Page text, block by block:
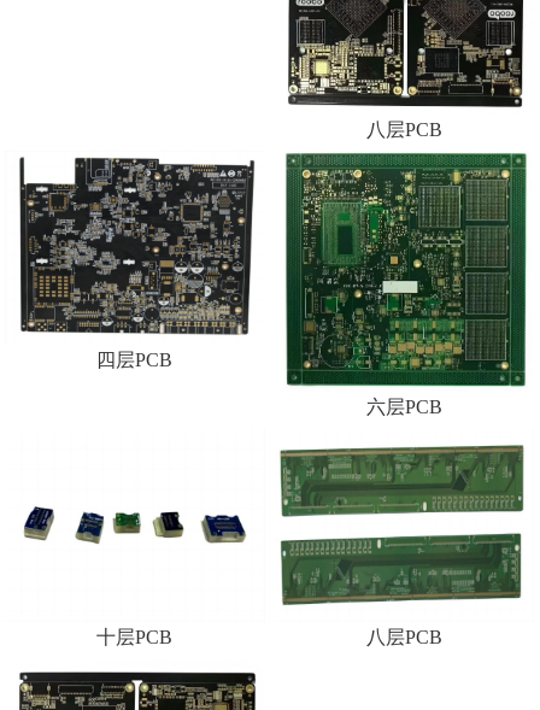
八层PCB
四层PCB
六层PCB
十层PCB 八层PCB